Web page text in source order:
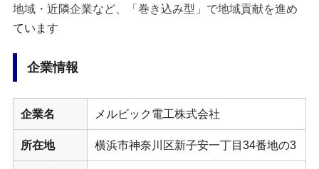
地域・近隣企業など、「巻き込み型」で地域貢献を進め
ています
企業情報
企業名 メルビック電工株式会社
所在地 横浜市神奈川区新子安一丁目34番地の3